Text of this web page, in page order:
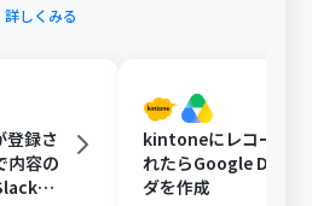
詳しくみる
録さ
内容の
で
kintoneにレコード
れたらGoogle Drive
ダを作成